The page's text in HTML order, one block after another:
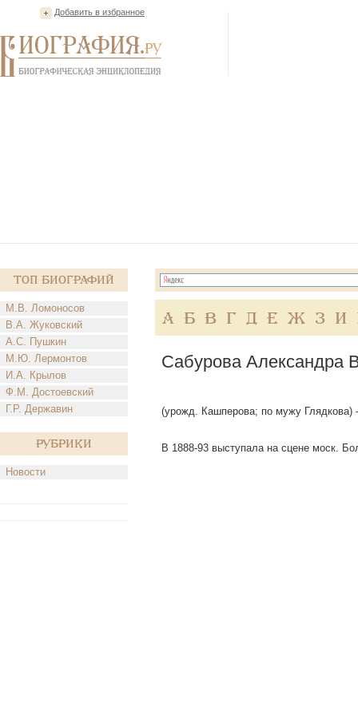
Добавить в избранное
Топ Биографий
М.В. Ломоносов
В.А. Жуковский
А.С. Пушкин
М.Ю. Лермонтов
И.А. Крылов
Ф.М. Достоевский
Г.Р. Державин
Рубрики
Новости
А Б В Г Д Е Ж З И
Сабурова Александра
(урожд. Кашперова; по мужу Глядкова)
В 1888-93 выступала на сцене моcк.